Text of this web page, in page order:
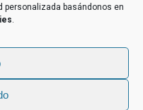
basándonos en
.